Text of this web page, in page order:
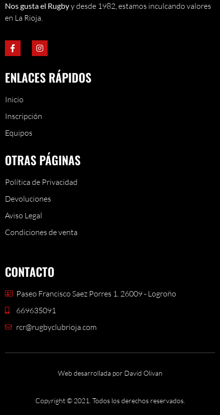
Nos gusta el Rugbyy desde 1982, estamos inculcando valores
en La Rioja.
ENLACES RÁPIDOS
Inicio
Inscripción
Equipos
OTRAS PÁGINAS
Política de Privacidad
Devoluciones
Aviso Legal
Condiciones de venta
CONTACTO
Paseo Francisco Saez Porres 1. 26009 - Logroño
669635091
rcr@rugbyclubrioja.com
Web desarrollada por David Olivan
Copyright © 2021. Todos los derechos reservados.